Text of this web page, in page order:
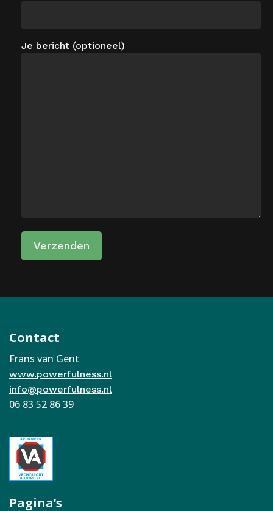
Je bericht (optioneel)
Contact
Frans van Gent
www.powerfulness.nl
info@powerfulness.nl
06 83 52 86 39
Pagina’s